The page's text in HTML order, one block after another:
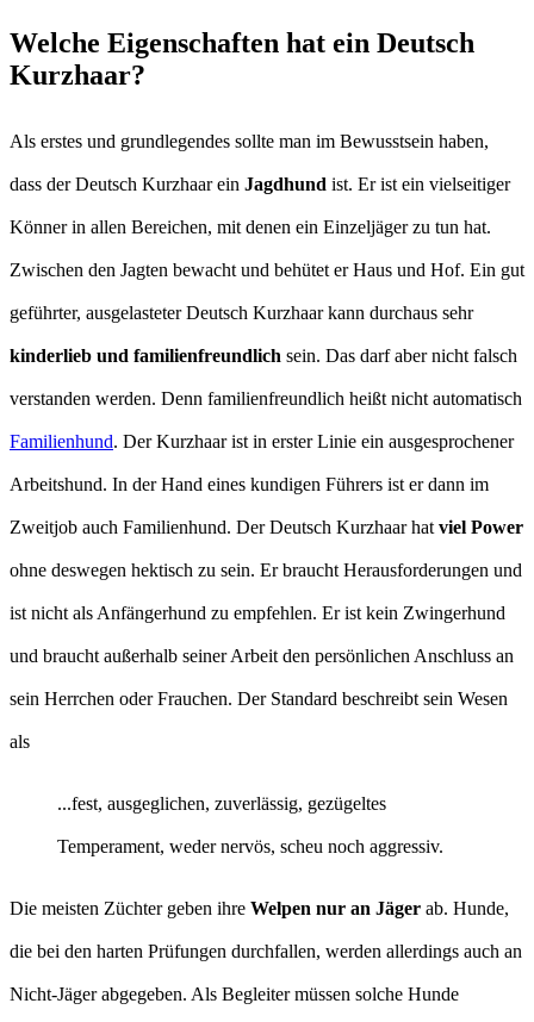
Welche Eigenschaften hat ein Deutsch
Kurzhaar?
Als erstes und grundlegendes sollte man im Bewusstsein haben,
dass der Deutsch Kurzhaar ein Jagdhund ist. Er ist ein vielseitiger
Könner in allen Bereichen, mit denen ein Einzeljäger zu tun hat.
Zwischen den Jagten bewacht und behütet er Haus und Hof. Ein gut
geführter, ausgelasteter Deutsch Kurzhaar kann durchaus sehr
kinderlieb und familienfreundlich sein. Das darf aber nicht falsch
verstanden werden. Denn familienfreundlich heißt nicht automatisch
Familienhund. Der Kurzhaar ist in erster Linie ein ausgesprochener
Arbeitshund. In der Hand eines kundigen Führers ist er dann im
Zweitjob auch Familienhund. Der Deutsch Kurzhaar hat viel Power
ohne deswegen hektisch zu sein. Er braucht Herausforderungen und
ist nicht als Anfängerhund zu empfehlen. Er ist kein Zwingerhund
und braucht außerhalb seiner Arbeit den persönlichen Anschluss an
sein Herrchen oder Frauchen. Der Standard beschreibt sein Wesen
als
...fest, ausgeglichen, zuverlässig, gezügeltes
Temperament, weder nervös, scheu noch aggressiv.
Die meisten Züchter geben ihre Welpen nur an Jäger ab. Hunde,
die bei den harten Prüfungen durchfallen, werden allerdings auch an
Nicht-Jäger abgegeben. Als Begleiter müssen solche Hunde